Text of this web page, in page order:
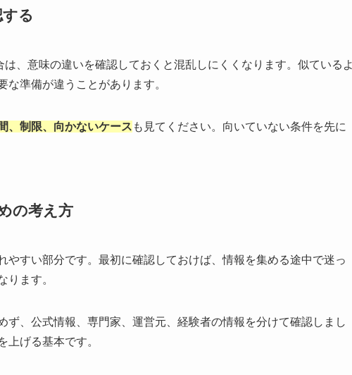
る
、意味の違いを確認しておくと混乱しにくくなります。似ている
な準備が違うことがあります。
、制限、向かないケース も見てください。向いていない条件を先に
の考え方
やすい部分です。最初に確認しておけば、情報を集める途中で迷っ
ります。
ず、公式情報、専門家、運営元、経験者の情報を分けて確認しまし
上げる基本です。